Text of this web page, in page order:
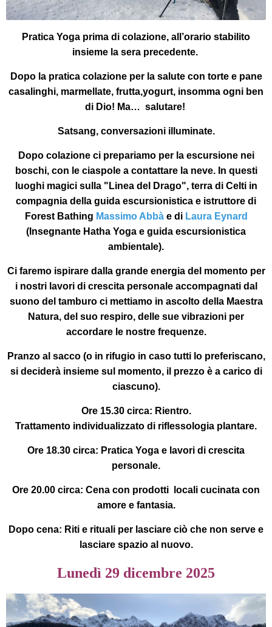
Pratica Yoga prima di colazione, all’orario stabilito
insieme la sera precedente.
Dopo la pratica colazione per la salute con torte e pane
casalinghi, marmellate, frutta,yogurt, insomma ogni ben
di Dio! Ma… salutare!
Satsang, conversazioni illuminate.
Dopo colazione ci prepariamo per la escursione nei
boschi, con le ciaspole a contattare la neve. In questi
luoghi magici sulla "Linea del Drago", terra di Celti in
compagnia della guida escursionistica e istruttore di
Forest Bathing Massimo Abbàe di Laura Eynard
(Insegnante Hatha Yoga e guida escursionistica
ambientale).
Ci faremo ispirare dalla grande energia del momento per
i nostri lavori di crescita personale accompagnati dal
suono del tamburo ci mettiamo in ascolto della Maestra
Natura, del suo respiro, delle sue vibrazioni per
accordare le nostre frequenze.
Pranzo al sacco (o in rifugio in caso tutti lo preferiscano,
si deciderà insieme sul momento, il prezzo è a carico di
ciascuno).
Ore 15.30 circa: Rientro.
Trattamento individualizzato di riflessologia plantare.
Ore 18.30 circa: Pratica Yoga e lavori di crescita
personale.
Ore 20.00 circa: Cena con prodotti locali cucinata con
amore e fantasia.
Dopo cena: Riti e rituali per lasciare ciò che non serve e
lasciare spazio al nuovo.
Lunedì 29 dicembre 2025